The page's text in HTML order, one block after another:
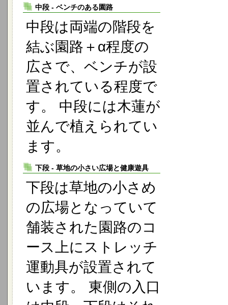
中段 - ベンチのある園路
中段は両端の階段を
結ぶ園路＋α程度の
広さで、ベンチが設
置されている程度で
す。 中段には木蓮が
並んで植えられてい
ます。
下段 - 草地の小さい広場と健康遊具
下段は草地の小さめ
の広場となっていて
舗装された園路のコ
ース上にストレッチ
運動具が設置されて
います。 東側の入口